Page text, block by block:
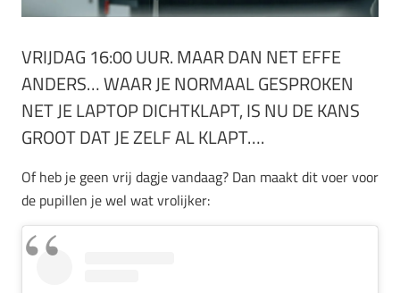
VRIJDAG 16:00 UUR. MAAR DAN NET EFFE
ANDERS… WAAR JE NORMAAL GESPROKEN
NET JE LAPTOP DICHTKLAPT, IS NU DE KANS
GROOT DAT JE ZELF AL KLAPT….
Of heb je geen vrij dagje vandaag? Dan maakt dit voer voor
de pupillen je wel wat vrolijker: